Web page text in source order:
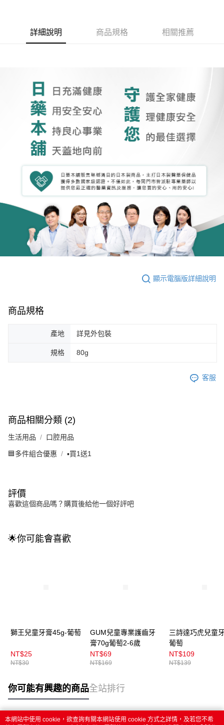
詳細說明 商品規格 相關推薦
顯示電腦版詳細說明
商品規格
產地 詳見外包裝
規格 80g
客服
商品相關分類 (2)
生活用品 口腔用品
🟦多件組合優惠 ▪️買1送1
評價
喜歡這個商品嗎？購買後給他一個好評吧
🌟你可能會喜歡
獅王兒童牙膏45g-葡萄
NT$25
NT$30
GUM兒童專業護齒牙
膏70g葡萄2-6歲
NT$69
NT$169
三詩達巧虎兒童
葡萄
NT$109
NT$139
你可能有興趣的商品全站排行
本網站中使用 cookie，欲查詢有關本網站使用 cookie 方式之詳情，及若您不希